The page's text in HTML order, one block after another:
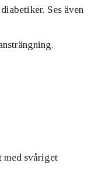
Ses även
med svåriget